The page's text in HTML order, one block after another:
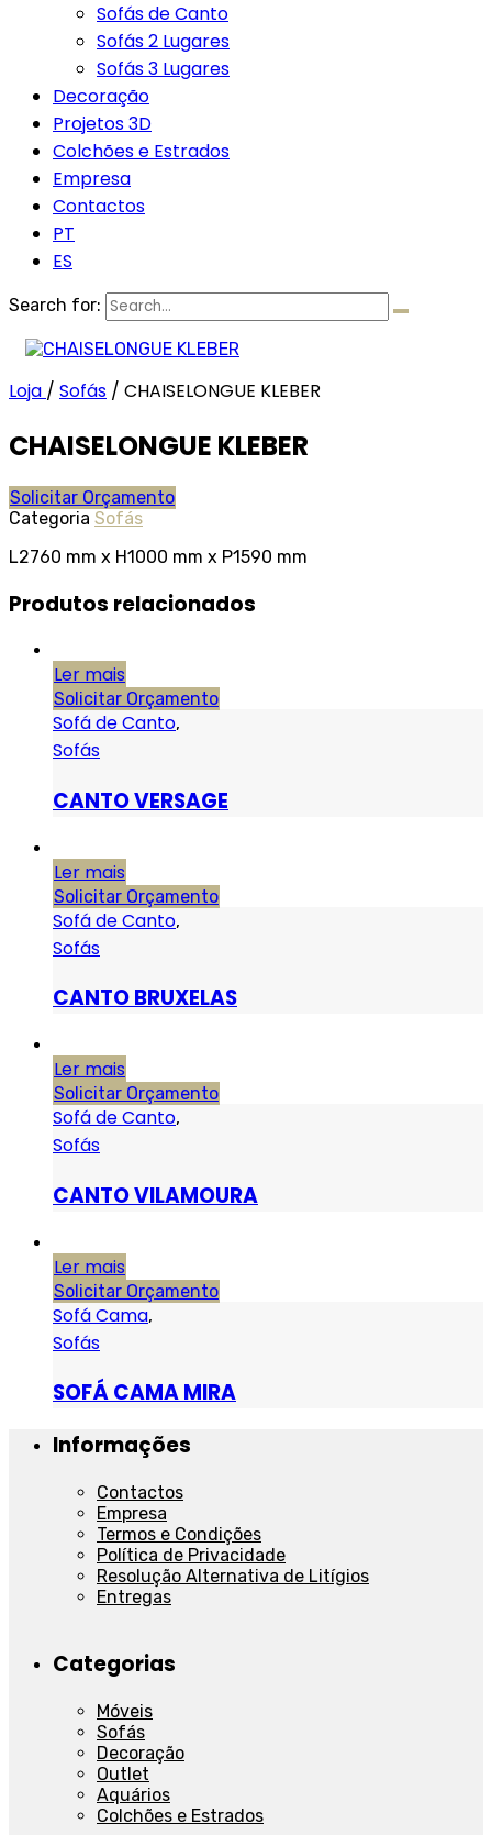
Sofás de Canto
Sofás 2 Lugares
Sofás 3 Lugares
Decoração
Projetos 3D
Colchões e Estrados
Empresa
Contactos
PT
ES
Search for:
Loja / Sofás / CHAISELONGUE KLEBER
CHAISELONGUE KLEBER
Solicitar Orçamento
Categoria Sofás
L2760 mm x H1000 mm x P1590 mm
Produtos relacionados
Ler mais
Solicitar Orçamento
Sofá de Canto,
Sofás
CANTO VERSAGE
Ler mais
Solicitar Orçamento
Sofá de Canto,
Sofás
CANTO BRUXELAS
Ler mais
Solicitar Orçamento
Sofá de Canto,
Sofás
CANTO VILAMOURA
Ler mais
Solicitar Orçamento
Sofá Cama,
Sofás
SOFÁ CAMA MIRA
Informações
Contactos
Empresa
Termos e Condições
Política de Privacidade
Resolução Alternativa de Litígios
Entregas
Categorias
Móveis
Sofás
Decoração
Outlet
Aquários
Colchões e Estrados